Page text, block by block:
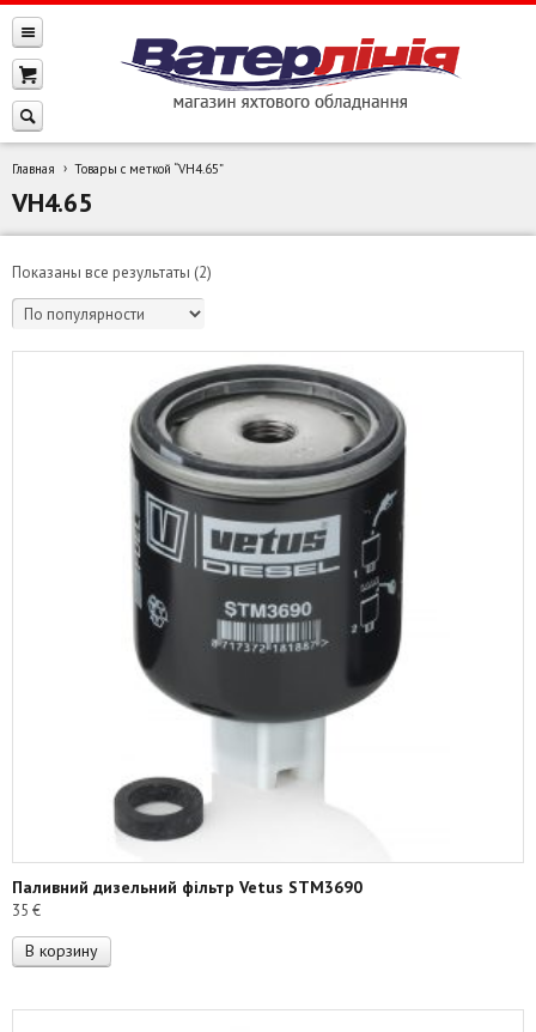
Главная Товары с меткой “VH4.65”
VH4.65
Показаны все результаты (2)
Паливний дизельний фільтр Vetus STM3690
35 €
В корзину